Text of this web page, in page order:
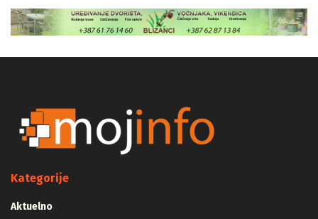
Kategorije
Aktuelno